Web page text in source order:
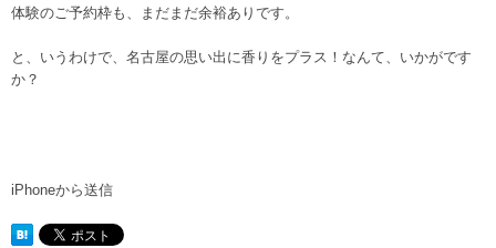
体験のご予約枠も、まだまだ余裕ありです。
と、いうわけで、名古屋の思い出に香りをプラス！なんて、いかがです
か？
iPhoneから送信